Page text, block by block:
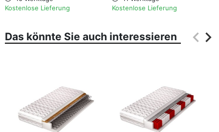
Kostenlose Lieferung
Kostenlose Lieferung
Das könnte Sie auch interessieren keyboard_arrow_left
keyboard_arrow_right